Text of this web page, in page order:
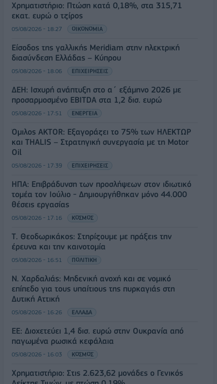
Χρηματιστήριο: Πτώση κατά 0,18%, στα 315,71
εκατ. ευρώ ο τζίρος
05/08/2026 - 18:27 ΟΙΚΟΝΟΜΙΑ
Είσοδος της γαλλικής Meridiam στην ηλεκτρική
διασύνδεση Ελλάδας – Κύπρου
05/08/2026 - 18:06 ΕΠΙΧΕΙΡΗΣΕΙΣ
ΔΕΗ: Ισχυρή ανάπτυξη στο α΄ εξάμηνο 2026 με
προσαρμοσμένο EBITDA στα 1,2 δισ. ευρώ
05/08/2026 - 17:51 ΕΝΕΡΓΕΙΑ
Όμιλος AKTOR: Εξαγοράζει το 75% των ΗΛΕΚΤΩΡ
και THALIS – Στρατηγική συνεργασία με τη Motor
Oil
05/08/2026 - 17:39 ΕΠΙΧΕΙΡΗΣΕΙΣ
ΗΠΑ: Επιβράδυνση των προσλήψεων στον ιδιωτικό
τομέα τον Ιούλιο - Δημιουργήθηκαν μόνο 44.000
θέσεις εργασίας
05/08/2026 - 17:16 ΚΟΣΜΟΣ
Τ. Θεοδωρικάκος: Στηρίζουμε με πράξεις την
έρευνα και την καινοτομία
05/08/2026 - 16:51 ΠΟΛΙΤΙΚΗ
Ν. Χαρδαλιάς: Μηδενική ανοχή και σε νομικό
επίπεδο για τους υπαίτιους της πυρκαγιάς στη
Δυτική Αττική
05/08/2026 - 16:26 ΕΛΛΑΔΑ
ΕΕ: Διοχετεύει 1,4 δισ. ευρώ στην Ουκρανία από
παγωμένα ρωσικά κεφάλαια
05/08/2026 - 16:03 ΚΟΣΜΟΣ
Χρηματιστήριο: Στις 2.623,62 μονάδες ο Γενικός